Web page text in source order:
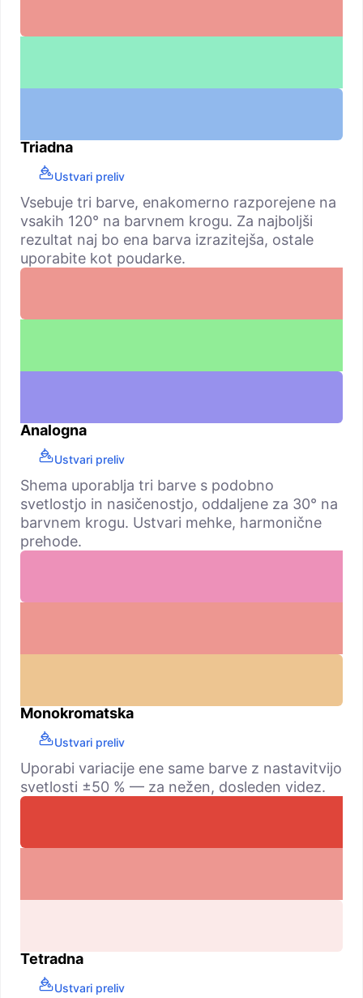
Triadna
Ustvari preliv
Vsebuje tri barve, enakomerno razporejene na
vsakih 120° na barvnem krogu. Za najboljši
rezultat naj bo ena barva izrazitejša, ostale
uporabite kot poudarke.
Analogna
Ustvari preliv
Shema uporablja tri barve s podobno
svetlostjo in nasičenostjo, oddaljene za 30° na
barvnem krogu. Ustvari mehke, harmonične
prehode.
Monokromatska
Ustvari preliv
Uporabi variacije ene same barve z nastavitvijo
svetlosti ±50 % — za nežen, dosleden videz.
Tetradna
Ustvari preliv